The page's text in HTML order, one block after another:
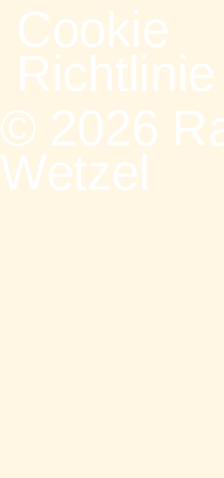
Cookie
Richtlinie
© 2026
Wetzel